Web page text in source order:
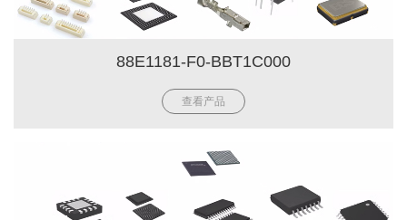
88E1181-F0-BBT1C000
查看产品